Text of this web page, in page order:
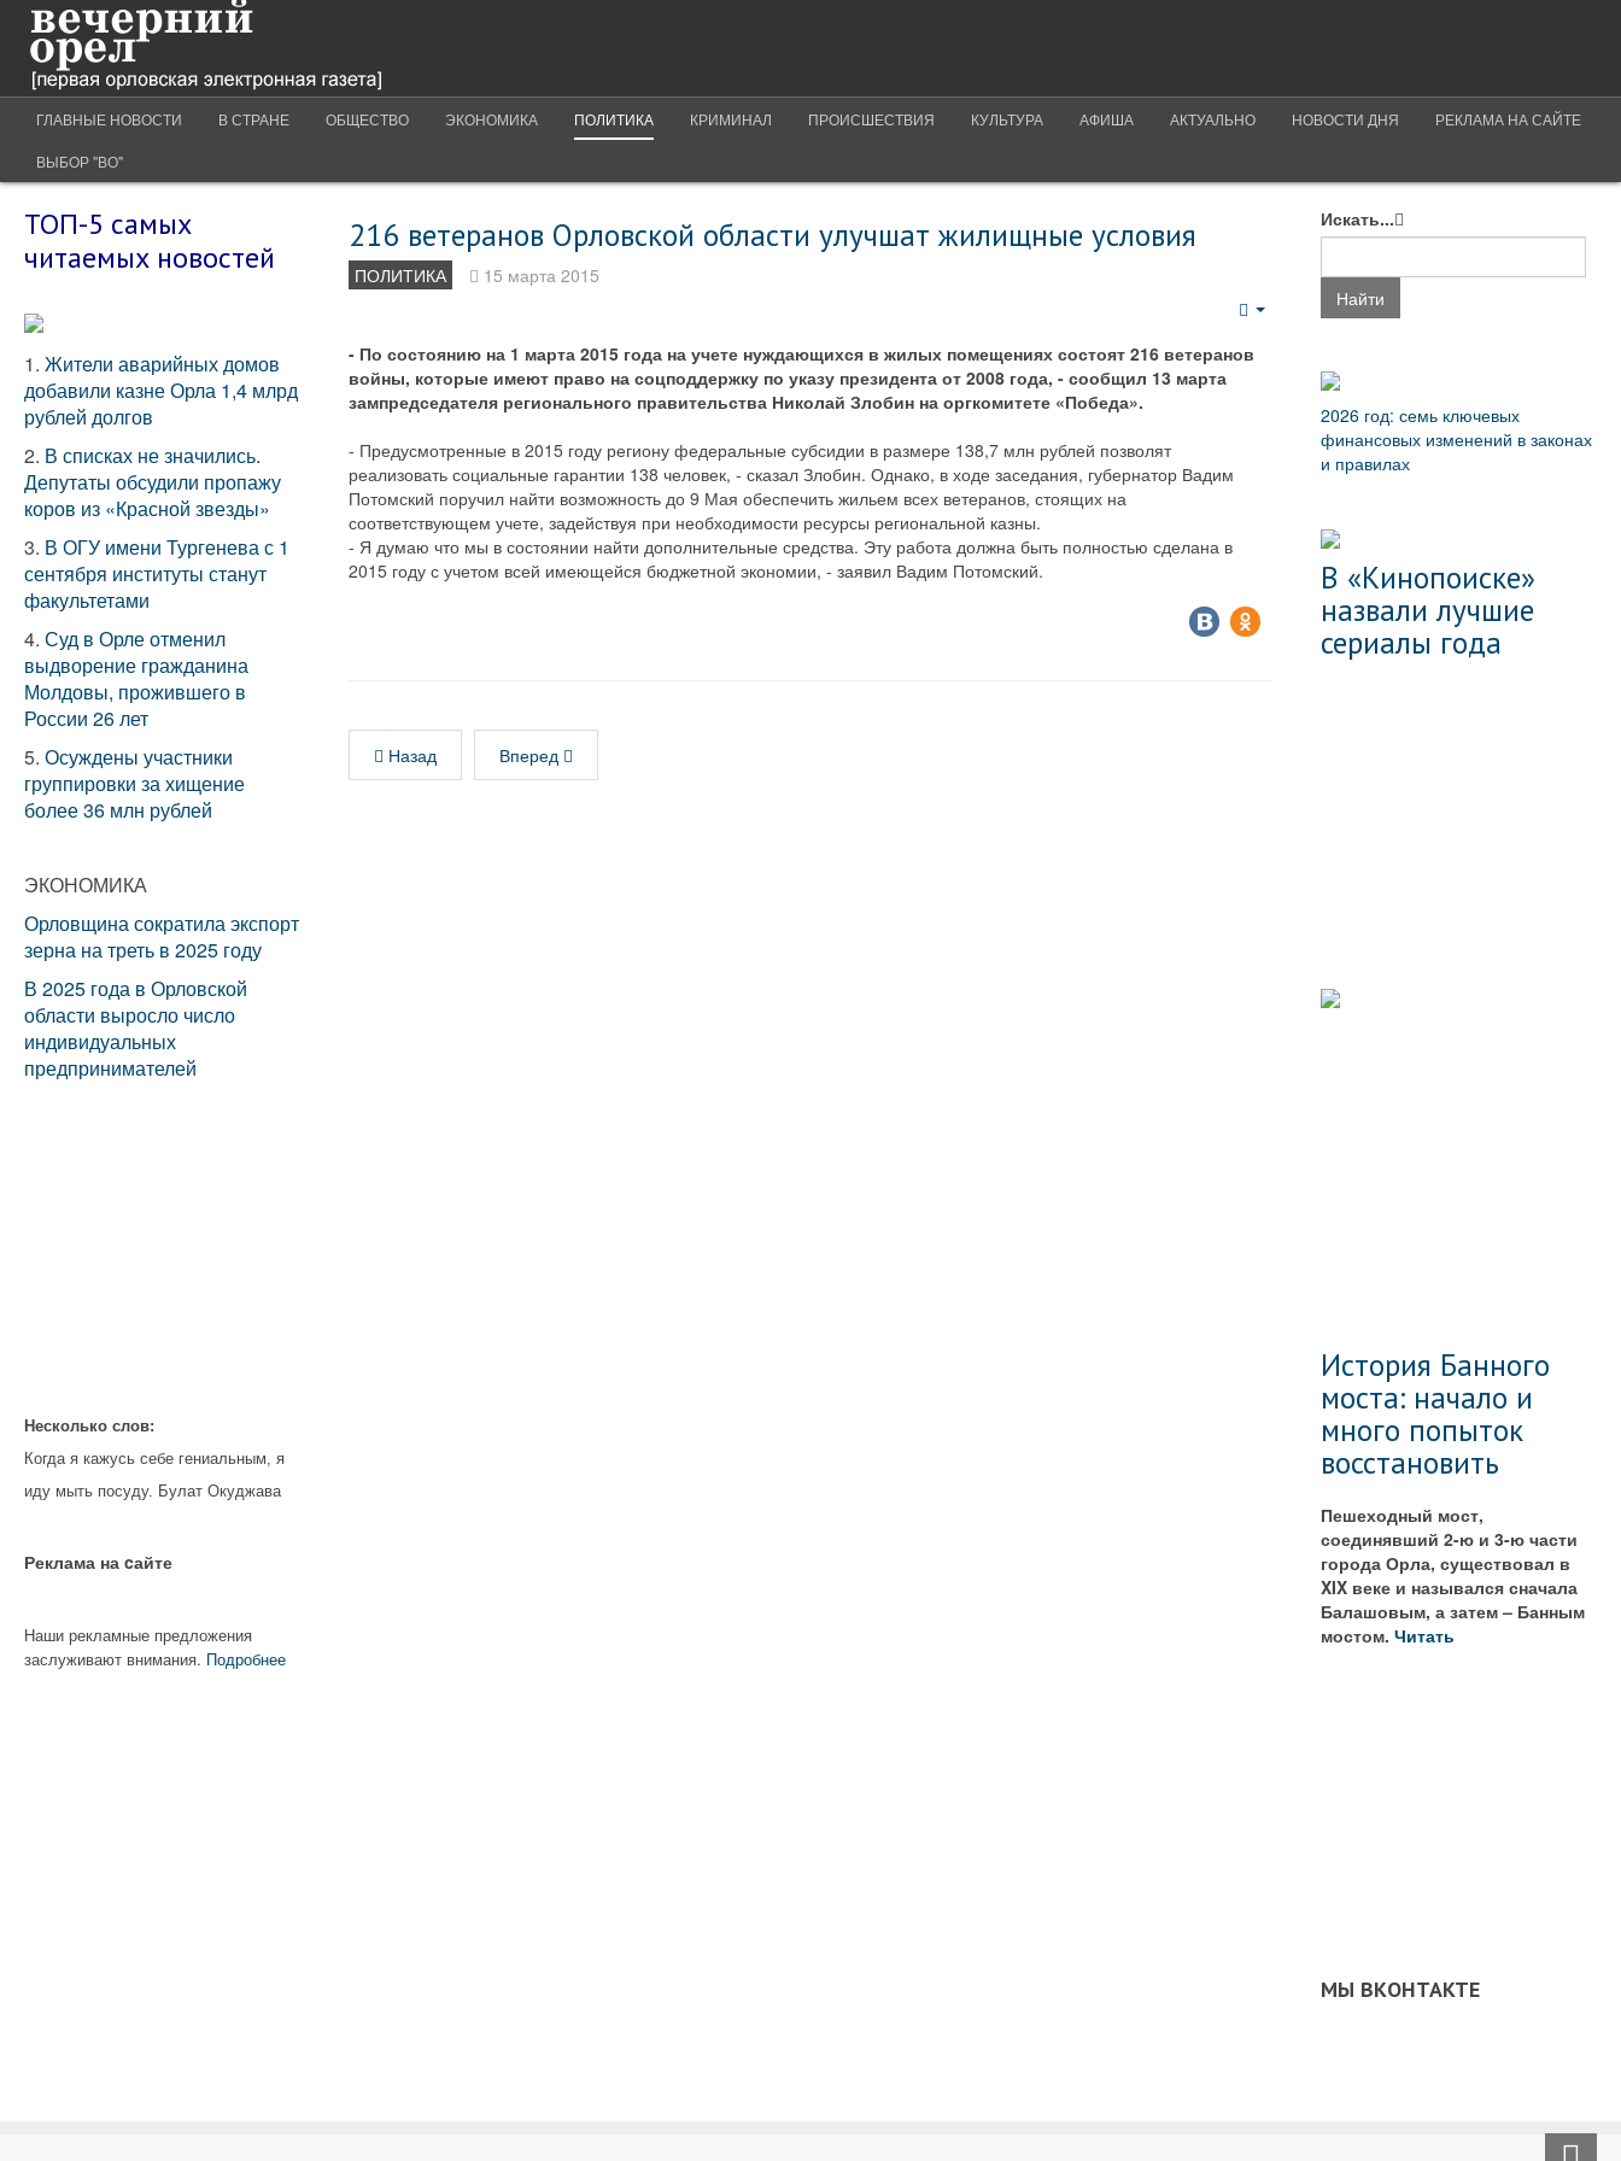
ГЛАВНЫЕ НОВОСТИ В СТРАНЕ ОБЩЕСТВО ЭКОНОМИКА ПОЛИТИКА КРИМИНАЛ ПРОИСШЕСТВИЯ КУЛЬТУРА АФИША АКТУАЛЬНО НОВОСТИ ДНЯ РЕКЛАМА НА САЙТЕ
ВЫБОР "ВО"
216 ветеранов Орловской области улучшат жилищные условия
ПОЛИТИКА 15 марта 2015
- По состоянию на 1 марта 2015 года на учете нуждающихся в жилых помещениях состоят 216 ветеранов
войны, которые имеют право на соцподдержку по указу президента от 2008 года, - сообщил 13 марта
зампредседателя регионального правительства Николай Злобин на оргкомитете «Победа».
- Предусмотренные в 2015 году региону федеральные субсидии в размере 138,7 млн рублей позволят
реализовать социальные гарантии 138 человек, - сказал Злобин. Однако, в ходе заседания, губернатор Вадим
Потомский поручил найти возможность до 9 Мая обеспечить жильем всех ветеранов, стоящих на
соответствующем учете, задействуя при необходимости ресурсы региональной казны.
- Я думаю что мы в состоянии найти дополнительные средства. Эту работа должна быть полностью сделана в
2015 году с учетом всей имеющейся бюджетной экономии, - заявил Вадим Потомский.
Назад Вперед
ТОП-5 самых
читаемых новостей
1. Жители аварийных домов
добавили казне Орла 1,4 млрд
рублей долгов
2. В списках не значились.
Депутаты обсудили пропажу
коров из «Красной звезды»
3. В ОГУ имени Тургенева с 1
сентября институты станут
факультетами
4. Суд в Орле отменил
выдворение гражданина
Молдовы, прожившего в
России 26 лет
5. Осуждены участники
группировки за хищение
более 36 млн рублей
ЭКОНОМИКА
Орловщина сократила экспорт
зерна на треть в 2025 году
В 2025 года в Орловской
области выросло число
индивидуальных
предпринимателей
Несколько слов:
Когда я кажусь себе гениальным, я
иду мыть посуду. Булат Окуджава
Реклама на cайте
Наши рекламные предложения
заслуживают внимания. Подробнее
Искать...
Найти
2026 год: семь ключевых
финансовых изменений в законах
и правилах
В «Кинопоиске»
назвали лучшие
сериалы года
История Банного
моста: начало и
много попыток
восстановить
Пешеходный мост,
соединявший 2-ю и 3-ю части
города Орла, существовал в
XIX веке и назывался сначала
Балашовым, а затем – Банным
мостом.Читать
МЫ ВКОНТАКТЕ